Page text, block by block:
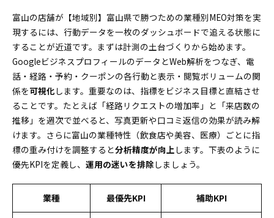
富山の店舗が【地域別】富山県で勝つための業種別MEO対策を実
現するには、行動データを一枚のダッシュボードで追える状態に
することが近道です。まずは計測の土台づくりから始めます。
GoogleビジネスプロフィールのデータとWeb解析をつなぎ、電
話・経路・予約・クーポンの各行動と表示・閲覧ボリュームの関
係を可視化 します。重要なのは、指標をビジネス目標と直結させ
ることです。たとえば「経路リクエストの増加率」と「来店数の
推移」を週次で並べると、写真更新や口コミ返信の効果が読み解
けます。さらに富山の業種特性（飲食店や美容、医療）ごとに指
標の重み付けを調整すると分析精度が向上 します。下表のように
優先KPIを定義し、 運用の迷いを排除 しましょう。
業種 最優先KPI 補助KPI